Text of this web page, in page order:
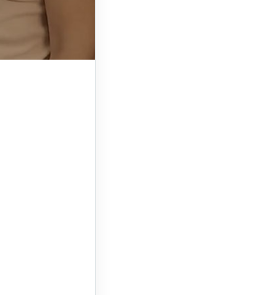
su/giù per aumentare o diminuire il